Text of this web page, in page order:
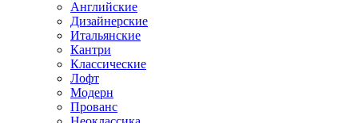
Английские
Дизайнерские
Итальянские
Кантри
Классические
Лофт
Модерн
Прованс